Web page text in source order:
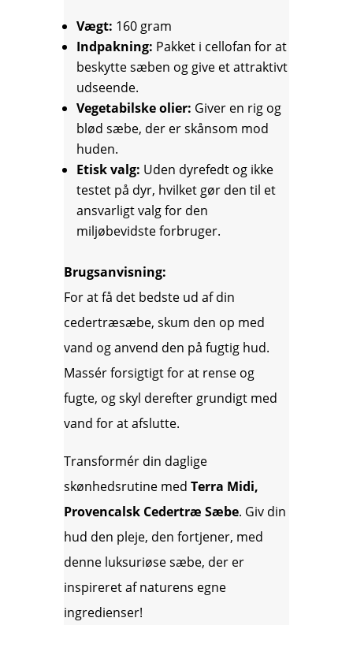
Vægt: 160 gram
Indpakning: Pakket i cellofan for at
beskytte sæben og give et attraktivt
udseende.
Vegetabilske olier: Giver en rig og
blød sæbe, der er skånsom mod
huden.
Etisk valg: Uden dyrefedt og ikke
testet på dyr, hvilket gør den til et
ansvarligt valg for den
miljøbevidste forbruger.
Brugsanvisning:
For at få det bedste ud af din
cedertræsæbe, skum den op med
vand og anvend den på fugtig hud.
Massér forsigtigt for at rense og
fugte, og skyl derefter grundigt med
vand for at afslutte.
Transformér din daglige
skønhedsrutine med Terra Midi,
Provencalsk Cedertræ Sæbe. Giv din
hud den pleje, den fortjener, med
denne luksuriøse sæbe, der er
inspireret af naturens egne
ingredienser!